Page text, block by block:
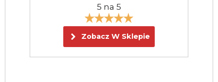
5 na 5
Zobacz W Sklepie